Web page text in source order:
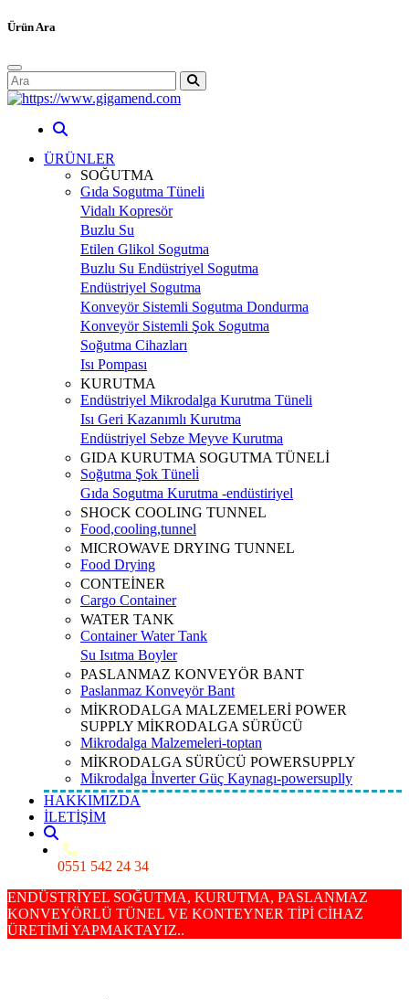
Ürün Ara
ÜRÜNLER
SOĞUTMA
Gıda Sogutma Tüneli
Vidalı Kopresör
Buzlu Su
Etilen Glikol Sogutma
Buzlu Su Endüstriyel Sogutma
Endüstriyel Sogutma
Konveyör Sistemli Sogutma Dondurma
Konveyör Sistemli Şok Sogutma
Soğutma Cihazları
Isı Pompası
KURUTMA
Endüstriyel Mikrodalga Kurutma Tüneli
Isı Geri Kazanımlı Kurutma
Endüstriyel Sebze Meyve Kurutma
GIDA KURUTMA SOGUTMA TÜNELİ
Soğutma Şok Tüneli̇
Gıda Sogutma Kurutma -endüstiriyel
SHOCK COOLING TUNNEL
Food,cooling,tunnel
MICROWAVE DRYING TUNNEL
Food Drying
CONTEİNER
Cargo Container
WATER TANK
Container Water Tank
Su Isıtma Boyler
PASLANMAZ KONVEYÖR BANT
Paslanmaz Konveyör Bant
MİKRODALGA MALZEMELERİ POWER
SUPPLY MİKRODALGA SÜRÜCÜ
Mikrodalga Malzemeleri-toptan
MİKRODALGA SÜRÜCÜ POWERSUPPLY
Mikrodalga İnverter Güç Kaynagı-powersuplly
HAKKIMIZDA
İLETİŞİM
0551 542 24 34
ENDÜSTRİYEL SOĞUTMA, KURUTMA, PASLANMAZ
KONVEYÖRLÜ TÜNEL VE KONTEYNER TİPİ CİHAZ
ÜRETİMİ YAPMAKTAYIZ..